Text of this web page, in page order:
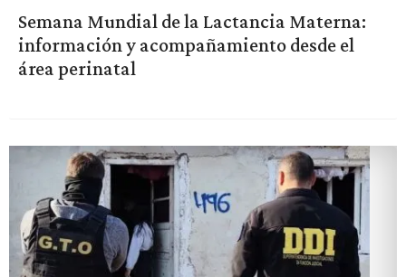
Semana Mundial de la Lactancia Materna:
información y acompañamiento desde el
área perinatal